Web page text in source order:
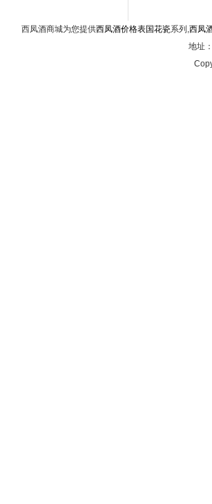
西凤酒商城为您提供西凤酒价格表国花瓷系列,西凤
地址